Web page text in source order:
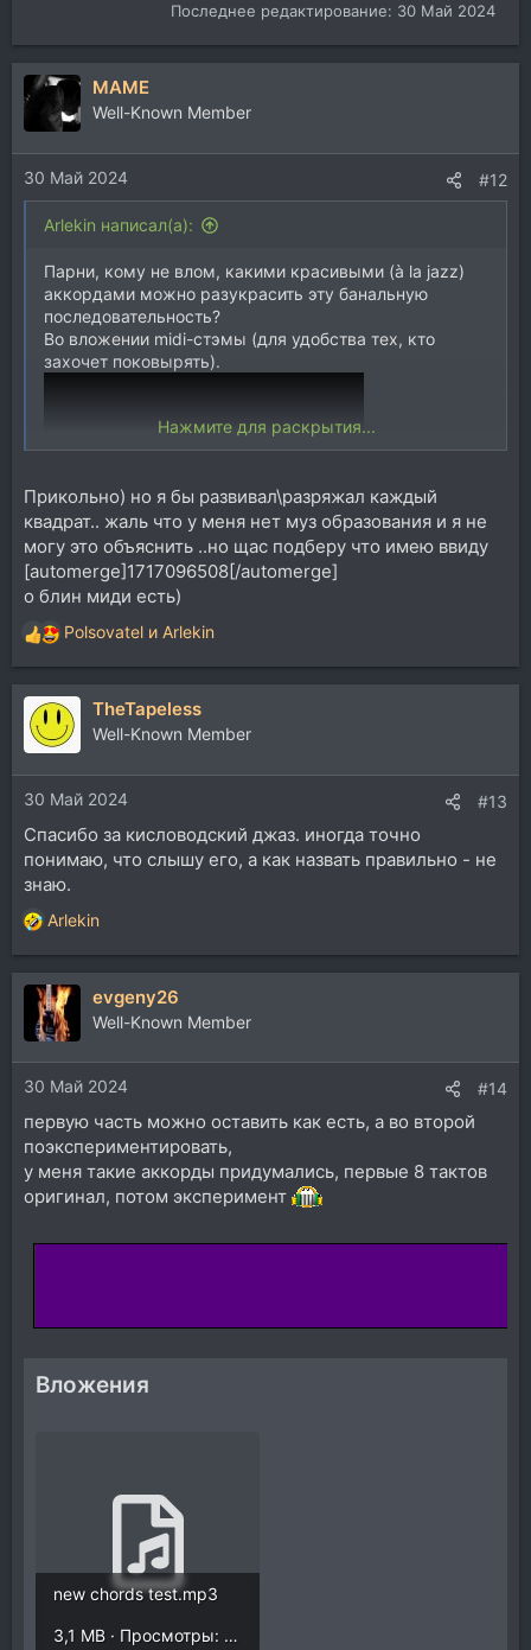
Последнее редактирование: 30 Май 2024
MAME
Well-Known Member
30 Май 2024 #12
Arlekin написал(а):
Парни, кому не влом, какими красивыми (à la jazz)
аккордами можно разукрасить эту банальную
последовательность?
Во вложении midi-стэмы (для удобства тех, кто
захочет поковырять).
P.S. Где найти красивые аккорды, я знаю. Хочется
ваших мыслей. С интересом послушаю ваши
варианты.
Спойлер:картини VSTi'шек
Нажмите для раскрытия...
Прикольно) но я бы развивал\разряжал каждый
квадрат.. жаль что у меня нет муз образования и я не
могу это объяснить ..но щас подберу что имею ввиду
[automerge]1717096508[/automerge]
о блин миди есть)
Р
е
а
ц
и
и
:
Polsovatel и Arlekin
TheTapeless
Well-Known Member
30 Май 2024 #13
Спасибо за кисловодский джаз. иногда точно
понимаю, что слышу его, а как назвать правильно - не
знаю.
Р
е
а
и
и
:
Arlekin
evgeny26
Well-Known Member
30 Май 2024 #14
первую часть можно оставить как есть, а во второй
поэкспериментировать,
у меня такие аккорды придумались, первые 8 тактов
оригинал, потом эксперимент
Вложения
new chords test.mp3
3,1 MB · Просмотры: 1.886